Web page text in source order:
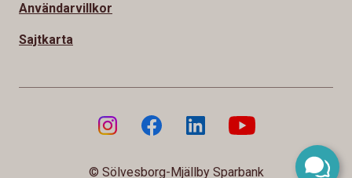
Användarvillkor
Sajtkarta
© Sölvesborg-Mjällby Sparbank